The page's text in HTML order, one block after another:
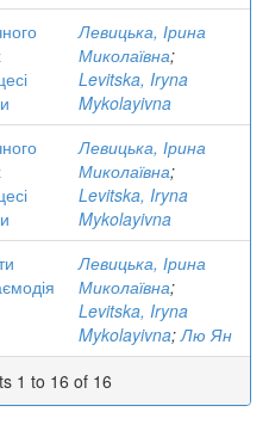
Левицька, Ірина
Миколаївна;
Levitska, Iryna
Mykolayivna
Левицька, Ірина
Миколаївна;
Levitska, Iryna
Mykolayivna
Левицька, Ірина
Миколаївна;
Levitska, Iryna
Mykolayivna;Лю Ян
1 to 16 of 16